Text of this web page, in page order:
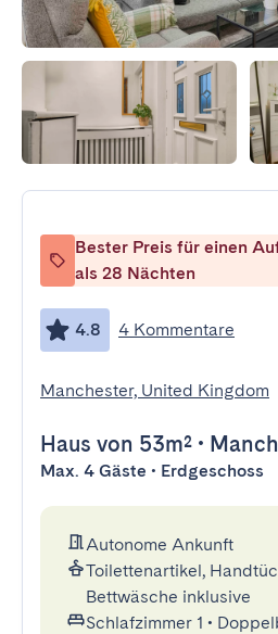
Bester Preis für einen
als 28 Nächten
4.8 4 Kommentare
Manchester, United Kingdom
Haus von 53m² •
Max. 4 Gäste • Erdgeschoss
Autonome Ankunft
Toilettenartikel,
Bettwäsche inklusive
Schlafzimmer 1 •